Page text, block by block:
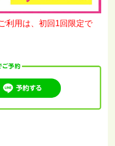
利用は、初回1回限定で